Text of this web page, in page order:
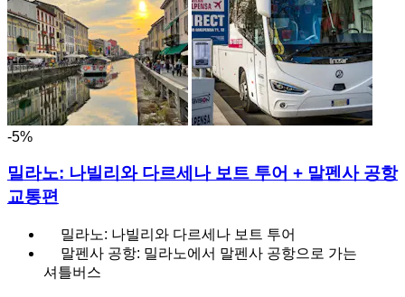
-5%
밀라노: 나빌리와 다르세나 보트 투어 + 말펜사 공항
교통편
밀라노: 나빌리와 다르세나 보트 투어
말펜사 공항: 밀라노에서 말펜사 공항으로 가는
셔틀버스